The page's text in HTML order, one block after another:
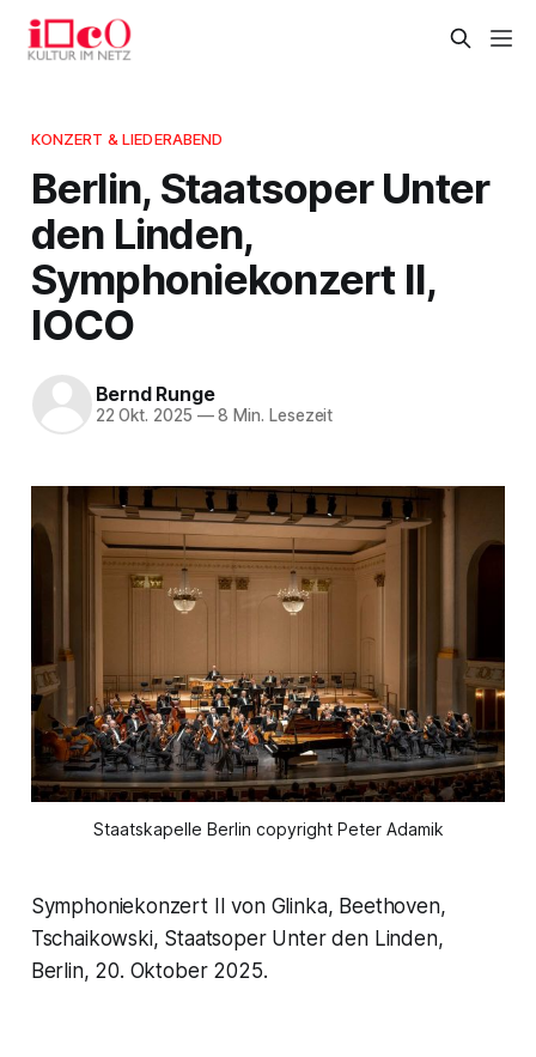
KONZERT & LIEDERABEND
Berlin, Staatsoper Unter
den Linden,
Symphoniekonzert II,
IOCO
Bernd Runge
22 Okt. 2025 —8 Min. Lesezeit
Staatskapelle Berlin copyright Peter Adamik
Symphoniekonzert II von Glinka, Beethoven,
Tschaikowski, Staatsoper Unter den Linden,
Berlin, 20. Oktober 2025.